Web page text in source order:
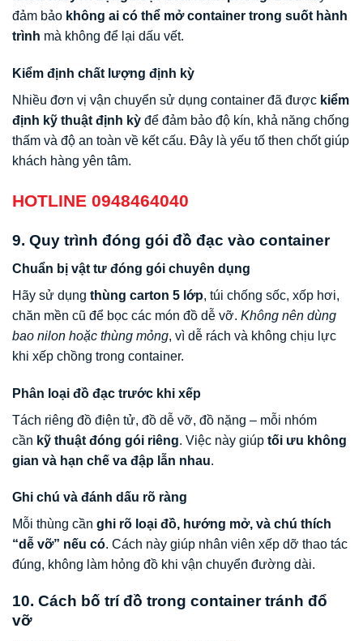
đảm bảo không ai có thể mở container trong suốt hành
trình mà không để lại dấu vết.
Kiểm định chất lượng định kỳ
Nhiều đơn vị vận chuyển sử dụng container đã được kiểm
định kỹ thuật định kỳ để đảm bảo độ kín, khả năng chống
thấm và độ an toàn về kết cấu. Đây là yếu tố then chốt giúp
khách hàng yên tâm.
HOTLINE 0948464040
9. Quy trình đóng gói đồ đạc vào container
Chuẩn bị vật tư đóng gói chuyên dụng
Hãy sử dụng thùng carton 5 lớp, túi chống sốc, xốp hơi,
chăn mền cũ để bọc các món đồ dễ vỡ. Không nên dùng
bao nilon hoặc thùng mỏng, vì dễ rách và không chịu lực
khi xếp chồng trong container.
Phân loại đồ đạc trước khi xếp
Tách riêng đồ điện tử, đồ dễ vỡ, đồ nặng – mỗi nhóm
cần kỹ thuật đóng gói riêng. Việc này giúp tối ưu không
gian và hạn chế va đập lẫn nhau.
Ghi chú và đánh dấu rõ ràng
Mỗi thùng cần ghi rõ loại đồ, hướng mở, và chú thích
“dễ vỡ” nếu có. Cách này giúp nhân viên xếp dỡ thao tác
đúng, không làm hỏng đồ khi vận chuyển đường dài.
10. Cách bố trí đồ trong container tránh đổ
vỡ